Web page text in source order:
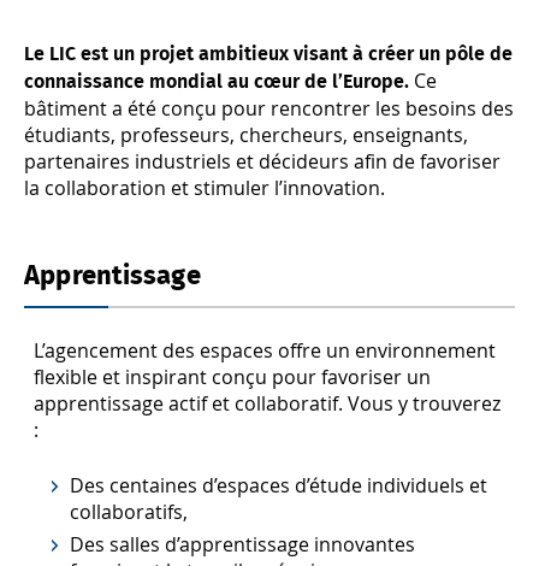
Le LIC est un projet ambitieux visant à créer un pôle de
connaissance mondial au cœur de l’Europe. Ce
bâtiment a été conçu pour rencontrer les besoins des
étudiants, professeurs, chercheurs, enseignants,
partenaires industriels et décideurs afin de favoriser
la collaboration et stimuler l’innovation.
Apprentissage
L’agencement des espaces offre un environnement
flexible et inspirant conçu pour favoriser un
apprentissage actif et collaboratif. Vous y trouverez
:
Des centaines d’espaces d’étude individuels et
collaboratifs,
Des salles d’apprentissage innovantes